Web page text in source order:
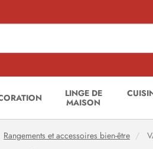
LINGE DE
MAISON
Rangements et accessoires bien-être